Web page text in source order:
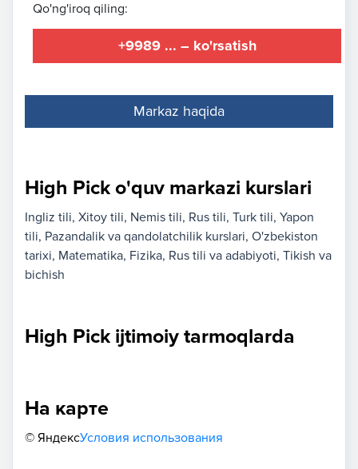
Qo'ng'iroq qiling:
+9989 ... – ko'rsatish
Markaz haqida
High Pick o'quv markazi kurslari
Ingliz tili Xitoy tili Nemis tili Rus tili Turk tili Yapon
tili Pazandalik va qandolatchilik kurslari O'zbekiston
tarixi Matematika Fizika Rus tili va adabiyoti Tikish va
bichish
High Pick ijtimoiy tarmoqlarda
На карте
© ЯндексУсловия использования